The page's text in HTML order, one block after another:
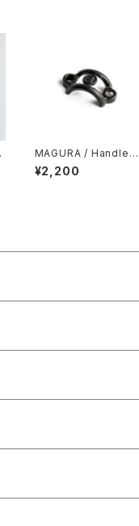
MAGURA / Handleb
ar Clamp Aluminium
/ Black
¥2,200